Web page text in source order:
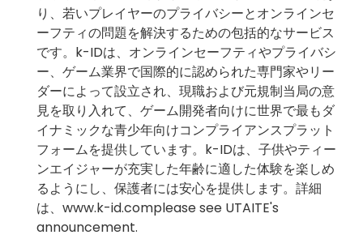
り、若いプレイヤーのプライバシーとオンラインセ
ーフティの問題を解決するための包括的なサービス
です。k-IDは、オンラインセーフティやプライバシ
ー、ゲーム業界で国際的に認められた専門家やリー
ダーによって設立され、現職および元規制当局の意
見を取り入れて、ゲーム開発者向けに世界で最もダ
イナミックな青少年向けコンプライアンスプラット
フォームを提供しています。k-IDは、子供やティー
ンエイジャーが充実した年齢に適した体験を楽しめ
るようにし、保護者には安心を提供します。詳細
は、 www.k-id.complease see UTAITE's
announcement.